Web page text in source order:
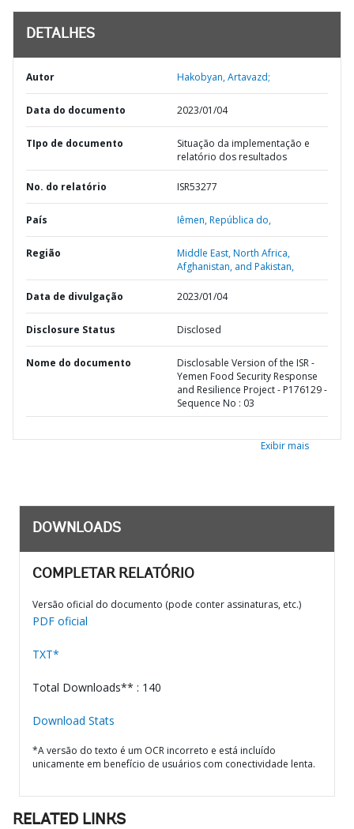
DETALHES
Autor Hakobyan, Artavazd;
Data do documento 2023/01/04
TIpo de documento
Situação da implementação e
relatório dos resultados
No. do relatório ISR53277
País Iêmen,República do,
Região
Middle East, North Africa,
Afghanistan, and Pakistan,
Data de divulgação 2023/01/04
Disclosure Status Disclosed
Nome do documento
Disclosable Version of the ISR -
Yemen Food Security Response
and Resilience Project - P176129 -
Sequence No : 03
Exibir mais
DOWNLOADS
COMPLETAR RELATÓRIO
Versão oficial do documento (pode conter assinaturas, etc.)
PDF oficial
TXT*
Total Downloads** : 140
Download Stats
*A versão do texto é um OCR incorreto e está incluído
unicamente em benefício de usuários com conectividade lenta.
RELATED LINKS